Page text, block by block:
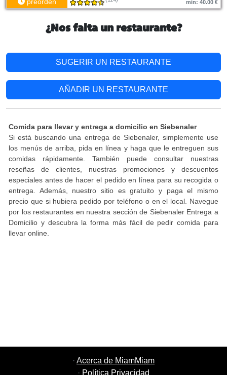
min: 40.00 €
¿Nos falta un restaurante?
SUGERIR UN RESTAURANTE
AÑADIR UN RESTAURANTE
Comida para llevar y entrega a domicilio en Siebenaler
Si está buscando una entrega de Siebenaler, simplemente use
los menús de arriba, pida en línea y haga que le entreguen sus
comidas rápidamente. También puede consultar nuestras
reseñas de clientes, nuestras promociones y descuentos
especiales antes de hacer el pedido en línea para su recogida o
entrega. Además, nuestro sitio es gratuito y paga el mismo
precio que si hubiera pedido por teléfono o en el local. Navegue
por los restaurantes en nuestra sección de Siebenaler Entrega a
Domicilio y descubra la forma más fácil de pedir comida para
llevar online.
· Acerca de MiamMiam
· Política Privacidad